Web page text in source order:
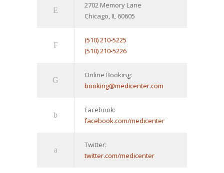
2702 Memory Lane
Chicago, IL 60605
(510) 210-5225
(510) 210-5226
Online Booking:
booking@medicenter.com
Facebook:
facebook.com/medicenter
Twitter:
twitter.com/medicenter